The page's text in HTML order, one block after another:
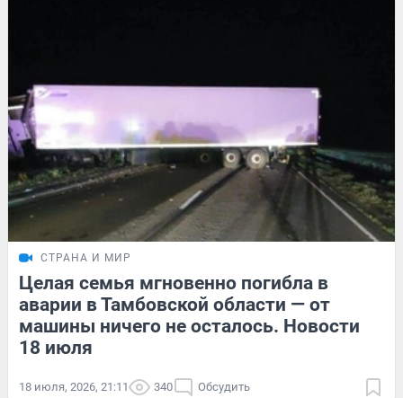
СТРАНА И МИР
Целая семья мгновенно погибла в
аварии в Тамбовской области — от
машины ничего не осталось. Новости
18 июля
18 июля, 2026, 21:11 340 Обсудить